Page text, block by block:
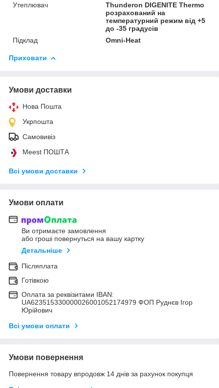
Утеплювач
Thunderon DIGENITE Thermo
розрахований на
температурний режим від +5
до -35 градусів
Підклад
Omni-Heat
Приховати
Умови доставки
Нова Пошта
Укрпошта
Самовивіз
Meest ПОШТА
Всі умови доставки
Умови оплати
Ви отримаєте замовлення
або гроші повернуться на вашу картку
Детальніше
Післяплата
Готівкою
Оплата за реквізитами IBAN:
UA623515330000026001052174979 ФОП Руднєв Ігор
Юрійович
Всі умови оплати
Умови повернення
Повернення товару впродовж 14 днів за рахунок покупця